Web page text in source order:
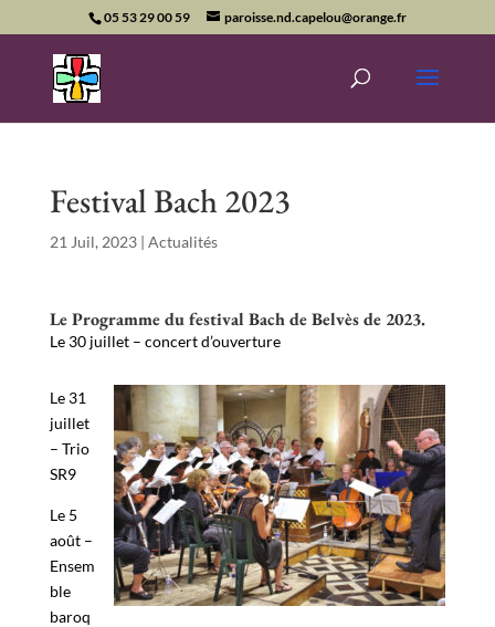
05 53 29 00 59 paroisse.nd.capelou@orange.fr
Festival Bach 2023
21 Juil, 2023| Actualités
Le Programme du festival Bach de Belvès de 2023.
Le 30 juillet – concert d’ouverture
Le 31
juillet
– Trio
SR9
Le 5
août –
Ensem
ble
baroq